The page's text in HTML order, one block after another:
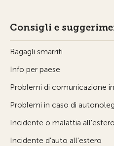
Consigli e
Bagagli smarriti
Info per paese
Problemi di comunicazione
Problemi in caso di
Incidente o malattia all'estero
Incidente d'auto all'estero